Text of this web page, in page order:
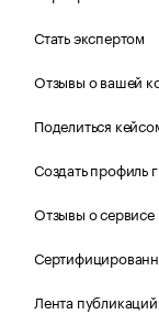
Стать экспертом
Отзывы о вашей
Поделиться
Создать профиль
Отзывы о сервисе
Лента публикаций